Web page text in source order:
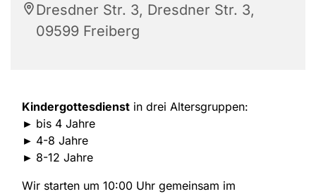
Dresdner Str. 3, Dresdner Str. 3,
09599 Freiberg
Kindergottesdienst in drei Altersgruppen:
► bis 4 Jahre
► 4-8 Jahre
► 8-12 Jahre
Wir starten um 10:00 Uhr gemeinsam im